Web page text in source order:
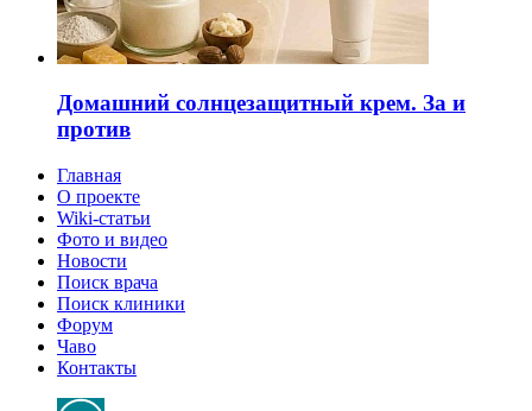
Домашний солнцезащитный крем. За и
против
Главная
О проекте
Wiki-статьи
Фото и видео
Новости
Поиск врача
Поиск клиники
Форум
Чаво
Контакты